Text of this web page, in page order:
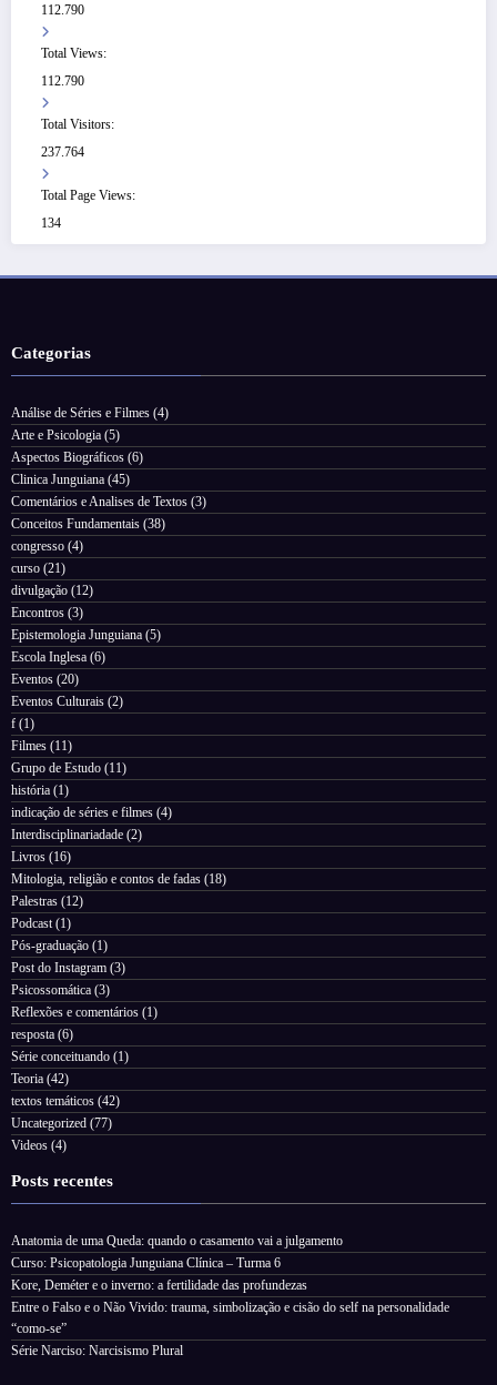
112.790
Total Views:
112.790
Total Visitors:
237.764
Total Page Views:
134
Categorias
Análise de Séries e Filmes (4)
Arte e Psicologia (5)
Aspectos Biográficos (6)
Clinica Junguiana (45)
Comentários e Analises de Textos (3)
Conceitos Fundamentais (38)
congresso (4)
curso (21)
divulgação (12)
Encontros (3)
Epistemologia Junguiana (5)
Escola Inglesa (6)
Eventos (20)
Eventos Culturais (2)
f (1)
Filmes (11)
Grupo de Estudo (11)
história (1)
indicação de séries e filmes (4)
Interdisciplinariadade (2)
Livros (16)
Mitologia, religião e contos de fadas (18)
Palestras (12)
Podcast (1)
Pós-graduação (1)
Post do Instagram (3)
Psicossomática (3)
Reflexões e comentários (1)
resposta (6)
Série conceituando (1)
Teoria (42)
textos temáticos (42)
Uncategorized (77)
Videos (4)
Posts recentes
Anatomia de uma Queda: quando o casamento vai a julgamento
Curso: Psicopatologia Junguiana Clínica – Turma 6
Kore, Deméter e o inverno: a fertilidade das profundezas
Entre o Falso e o Não Vivido: trauma, simbolização e cisão do self na personalidade
“como-se”
Série Narciso: Narcisismo Plural